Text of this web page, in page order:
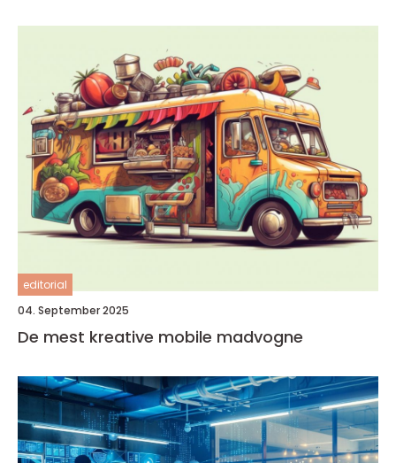
editorial
04. September 2025
De mest kreative mobile madvogne